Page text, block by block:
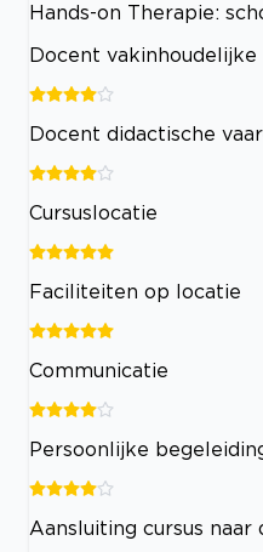
Hands-on Therapie:
Docent
Docent didactische
Cursuslocatie
Faciliteiten op locatie
Communicatie
Persoonlijke
Aansluiting cursus naar